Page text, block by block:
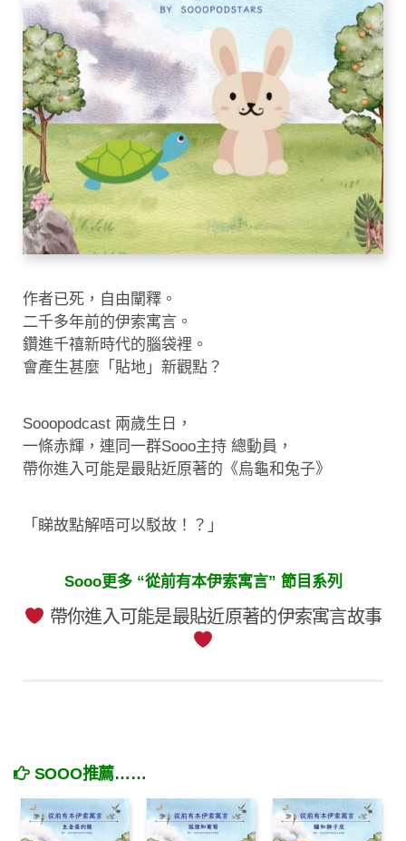
作者已死，自由闡釋。
二千多年前的伊索寓言。
鑽進千禧新時代的腦袋裡。
會產生甚麼「貼地」新觀點？
Sooopodcast 兩歲生日，
一條赤輝，連同一群Sooo主持 總動員，
帶你進入可能是最貼近原著的《烏龜和兔子》
「睇故點解唔可以駁故！？」
Sooo更多 “從前有本伊索寓言” 節目系列
帶你進入可能是最貼近原著的伊索寓言故事
SOOO推薦……